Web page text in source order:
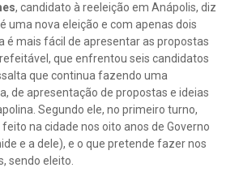
, candidato à reeleição em Anápolis, diz
uma nova eleição e com apenas dois
é mais fácil de apresentar as propostas
que enfrentou seis candidatos
que continua fazendo uma
de apresentação de propostas e ideias
Segundo ele, no primeiro turno,
na cidade nos oito anos de Governo
e a dele), e o que pretende fazer nos
sendo eleito.